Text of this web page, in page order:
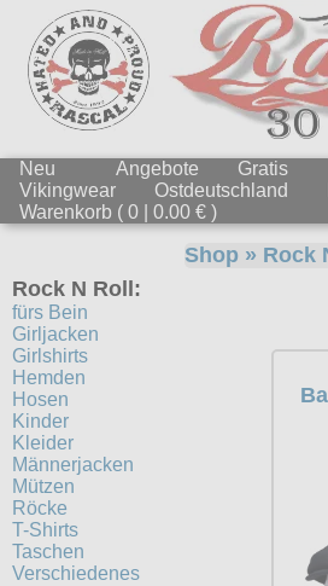
Neu Angebote Gratis
Vikingwear
Ostdeutschland
Warenkorb ( 0 | 0.00 € )
Rock N Roll:
fürs Bein
Girljacken
Girlshirts
Hemden
Hosen
Kinder
Kleider
Männerjacken
Mützen
Röcke
T-Shirts
Taschen
Verschiedenes
Shop » Rock